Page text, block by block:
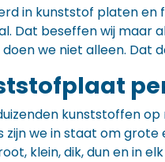
in kunststof platen
Dat beseffen wij maar
we niet alleen. Dat
kunststoffen
we in staat om
klein, dik, dun en in